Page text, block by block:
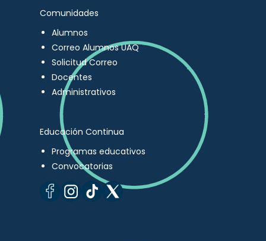
Comunidades
Alumnos
Correo Alumnos UAQ
Solicitud Correo
Docentes
Administrativos
Educación Continua
Programas educativos
Convocatorias